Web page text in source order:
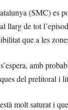
(SMC) es
llarg de tot
que a les
amb
del prelitoral i
molt saturat i